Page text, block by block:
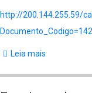
http://200.144.255.59/
Leia mais